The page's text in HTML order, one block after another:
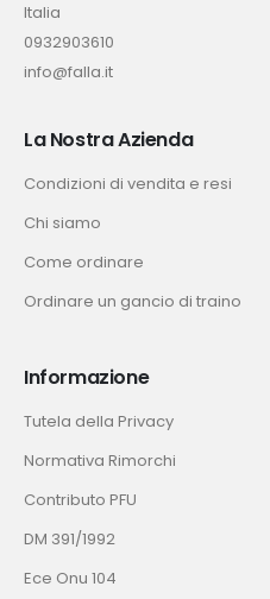
Italia
0932903610
info@falla.it
La Nostra Azienda
Condizioni di vendita e resi
Chi siamo
Come ordinare
Ordinare un gancio di traino
Informazione
Tutela della Privacy
Normativa Rimorchi
Contributo PFU
DM 391/1992
Ece Onu 104